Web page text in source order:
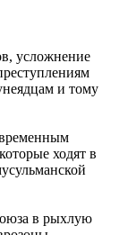
усложнение
и тому
ходят в
в рыхлую